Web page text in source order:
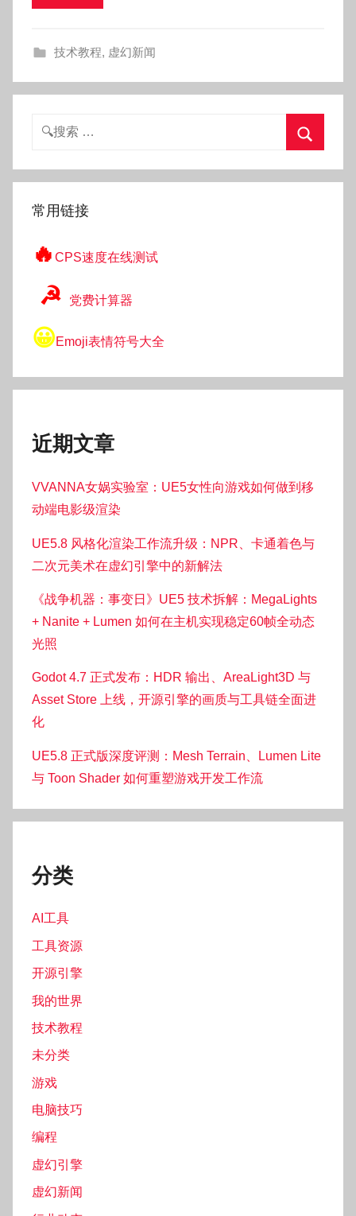
g
o
技术教程, 虚幻新闻
搜
索
常用链接
🔥 CPS速度在线测试
☭ 党费计算器
😀Emoji表情符号大全
近期文章
VVANNA女娲实验室：UE5女性向游戏如何做到移
动端电影级渲染
UE5.8 风格化渲染工作流升级：NPR、卡通着色与
二次元美术在虚幻引擎中的新解法
《战争机器：事变日》UE5 技术拆解：MegaLights
+ Nanite + Lumen 如何在主机实现稳定60帧全动态
光照
Godot 4.7 正式发布：HDR 输出、AreaLight3D 与
Asset Store 上线，开源引擎的画质与工具链全面进
化
UE5.8 正式版深度评测：Mesh Terrain、Lumen Lite
与 Toon Shader 如何重塑游戏开发工作流
分类
AI工具
工具资源
开源引擎
我的世界
技术教程
未分类
游戏
电脑技巧
编程
虚幻引擎
虚幻新闻